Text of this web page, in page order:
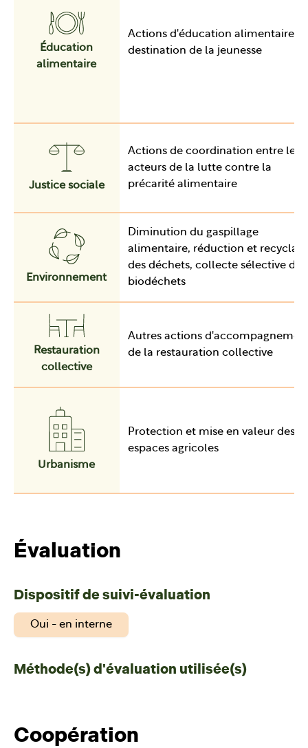
Éducation
alimentaire
Actions d'éducation alimentaire à
destination de la jeunesse
Justice sociale
Actions de coordination entre les
acteurs de la lutte contre la
précarité alimentaire
Environnement
Diminution du gaspillage
alimentaire, réduction et
des déchets, collecte sélective des
biodéchets
Restauration
collective
Autres actions
de la restauration collective
Urbanisme
Protection et mise en valeur des
espaces agricoles
Évaluation
Dispositif de suivi-évaluation
Oui - en interne
Méthode(s) d'évaluation utilisée(s)
Coopération